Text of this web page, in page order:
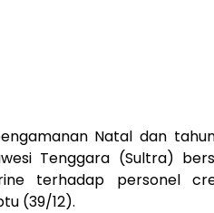
Natal dan
Tenggara (Sultra)
terhadap personel
(39/12).